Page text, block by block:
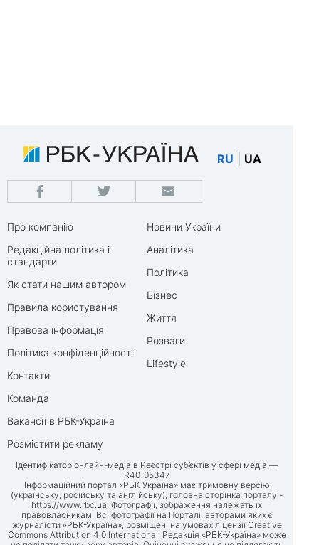
RU UA
Про компанію
Редакційна політика і
стандарти
Як стати нашим автором
Правила користування
Правова інформація
Політика конфіденційності
Контакти
Команда
Вакансії в РБК-Україна
Розмістити рекламу
Новини України
Аналітика
Політика
Бізнес
Життя
Розваги
Lifestyle
Ідентифікатор онлайн-медіа в Реєстрі суб’єктів у сфері медіа —
R40-05347
Інформаційний портал «РБК-Україна» має тримовну версію
(українську, російську та англійську), головна сторінка порталу -
https://www.rbc.ua. Фотографії, зображення належать їх
правовласникам. Всі фотографії на Порталі, авторами яких є
журналісти «РБК-Україна», розміщені на умовах ліцензії Creative
Commons Attribution 4.0 International. Редакція «РБК-Україна» може